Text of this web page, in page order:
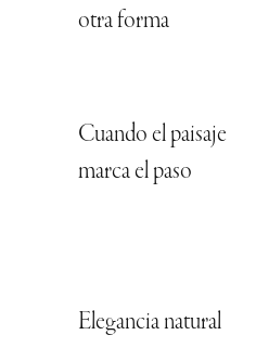
otra forma
Cuando el paisaje
marca el paso
Elegancia natural